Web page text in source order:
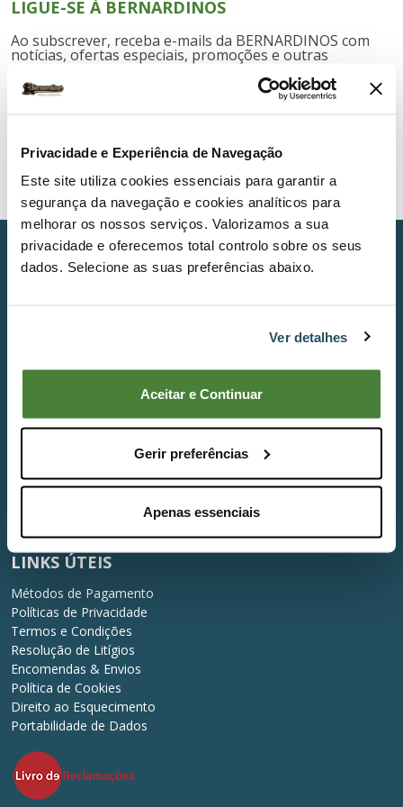
Privacidade e Experiência de Navegação
Este site utiliza cookies essenciais para garantir a
segurança da navegação e cookies analíticos para
melhorar os nossos serviços. Valorizamos a sua
privacidade e oferecemos total controlo sobre os seus
dados. Selecione as suas preferências abaixo.
Ver detalhes
Aceitar e Continuar
Gerir preferências
Apenas essenciais
LIGUE-SE À BERNARDINOS
Ao subscrever, receba e-mails da BERNARDINOS com
notícias, ofertas especiais, promoções e outras
informações pertinentes.
Li e aceito os termos e condições relativos à
subscrição da Newsletter
PRINCIPAIS CATEGORIAS
Construção
Veículos
Quem Somos
LINKS ÚTEIS
Métodos de Pagamento
Políticas de Privacidade
Termos e Condições
Resolução de Litígios
Encomendas & Envios
Política de Cookies
Direito ao Esquecimento
Portabilidade de Dados